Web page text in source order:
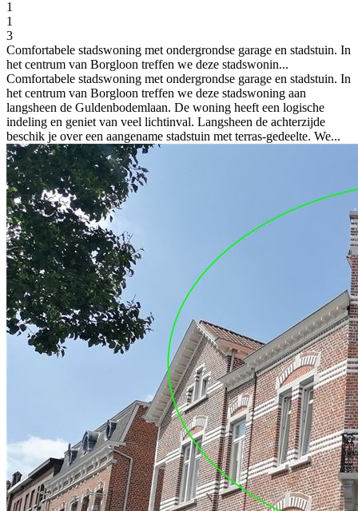
1
1
3
Comfortabele stadswoning met ondergrondse garage en stadstuin. In
het centrum van Borgloon treffen we deze stadswonin...
Comfortabele stadswoning met ondergrondse garage en stadstuin. In
het centrum van Borgloon treffen we deze stadswoning aan
langsheen de Guldenbodemlaan. De woning heeft een logische
indeling en geniet van veel lichtinval. Langsheen de achterzijde
beschik je over een aangename stadstuin met terras-gedeelte. We...